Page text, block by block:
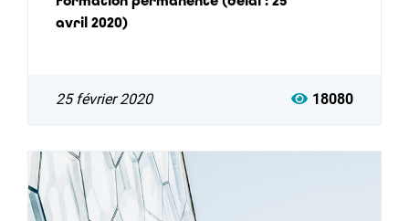
avril 2020)
25 février 2020 18080